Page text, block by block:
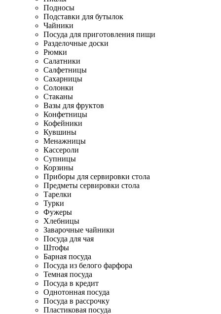
Подносы
Подставки для бутылок
Чайники
Посуда для приготовления пищи
Разделочные доски
Рюмки
Салатники
Салфетницы
Сахарницы
Солонки
Стаканы
Вазы для фруктов
Конфетницы
Кофейники
Кувшины
Менажницы
Кассероли
Супницы
Корзины
Приборы для сервировки стола
Предметы сервировки стола
Тарелки
Турки
Фужеры
Хлебницы
Заварочные чайники
Посуда для чая
Штофы
Барная посуда
Посуда из белого фарфора
Темная посуда
Посуда в кредит
Однотонная посуда
Посуда в рассрочку
Пластиковая посуда